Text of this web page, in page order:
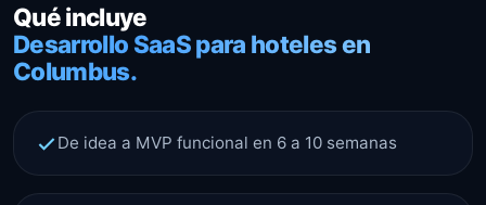
Qué incluye
Desarrollo SaaS para hoteles en
Columbus.
De idea a MVP funcional en 6 a 10 semanas